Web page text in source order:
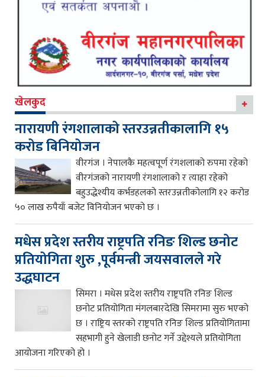
खेलकुद
नारायणी रंगशालाको स्तरउन्नतीकालागि १५
करोड बिनियोजन
वीरगंज । नेपालकै महत्वपूर्ण रंगशलाको रुपमा रहेको
वीरगंजको नारायणी रंगशालाको र त्याहा रहेको
बहुउद्धेश्यीय कर्भडहलको स्तरउन्नतीकोलागि १२ करोड
५० लाख रुपैयाँ बजेट विनियोजन भएको छ ।
मधेस प्रदेश स्तरीय राष्ट्रपति रनिङ शिल्ड छनोट
प्रतियोगिता शुरु ,पूर्वमन्त्री जयसवालले गरे
उद्धघाटन
सिमरा । मधेस प्रदेश स्तरीय राष्ट्रपति रनिङ शिल्ड
छनोट प्रतियोगिता मंगलबारदेखि सिमरामा सुरु भएको
छ । राष्ट्रिय स्तरको राष्ट्रपति रनिङ शिल्ड प्रतियोगितामा
सहभागी हुने खेलाडी छनोट गर्ने उद्देश्यले प्रतियोगिता
आयोजना गरिएको हो ।